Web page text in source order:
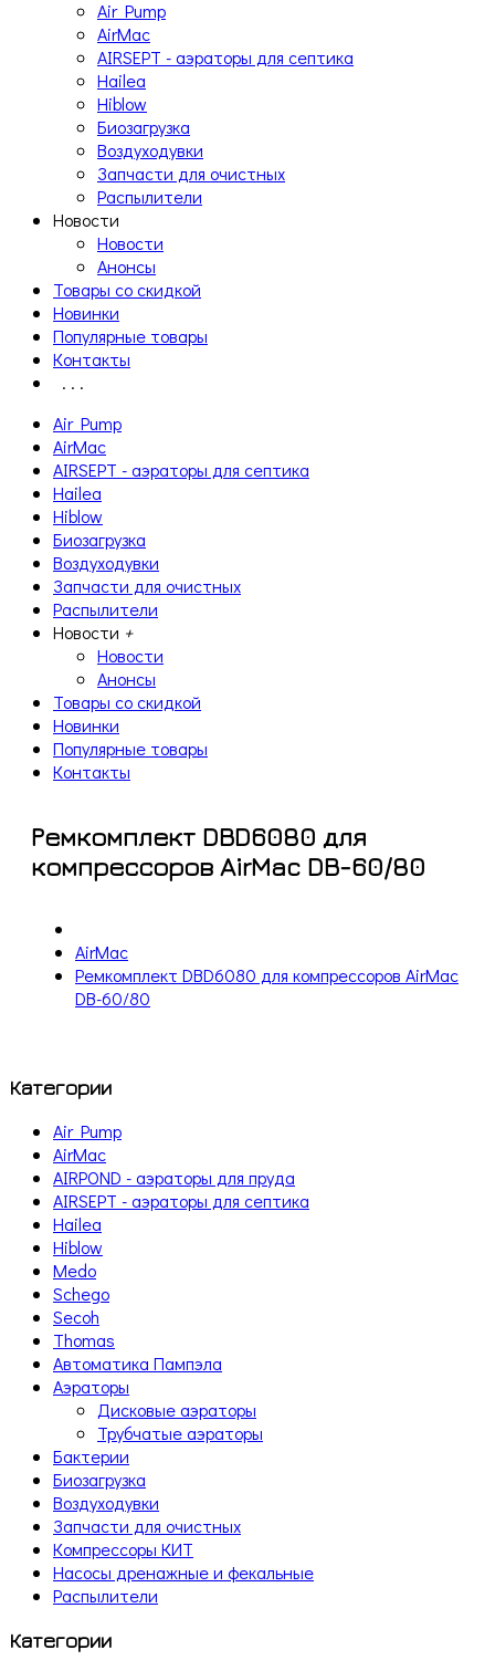
Air Pump
AirMac
AIRSEPT - аэраторы для септика
Hailea
Hiblow
Биозагрузка
Воздуходувки
Запчасти для очистных
Распылители
Новости
Новости
Анонсы
Товары со скидкой
Новинки
Популярные товары
Контакты
. . .
Air Pump
AirMac
AIRSEPT - аэраторы для септика
Hailea
Hiblow
Биозагрузка
Воздуходувки
Запчасти для очистных
Распылители
Новости +
Новости
Анонсы
Товары со скидкой
Новинки
Популярные товары
Контакты
Ремкомплект DBD6080 для
компрессоров AirMac DB-60/80
AirMac
Ремкомплект DBD6080 для компрессоров AirMac
DB-60/80
Категории
Air Pump
AirMac
AIRPOND - аэраторы для пруда
AIRSEPT - аэраторы для септика
Hailea
Hiblow
Medo
Schego
Secoh
Thomas
Автоматика Пампэла
Аэраторы
Дисковые аэраторы
Трубчатые аэраторы
Бактерии
Биозагрузка
Воздуходувки
Запчасти для очистных
Компрессоры КИТ
Насосы дренажные и фекальные
Распылители
Категории